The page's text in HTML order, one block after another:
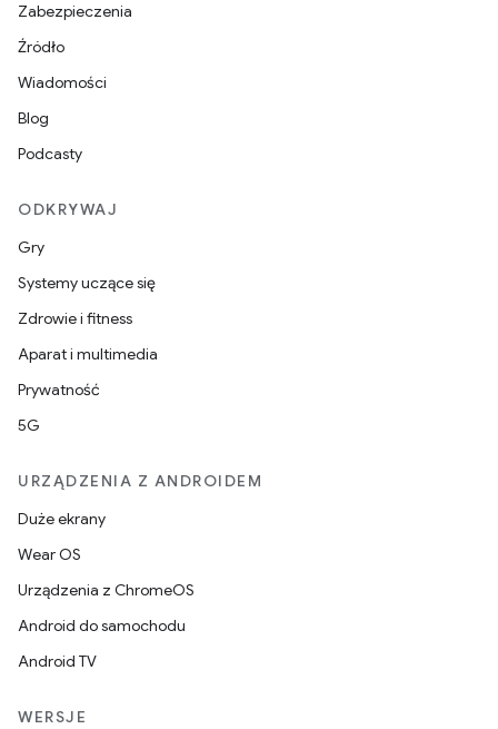
Zabezpieczenia
Źródło
Wiadomości
Blog
Podcasty
ODKRYWAJ
Gry
Systemy uczące się
Zdrowie i fitness
Aparat i multimedia
Prywatność
5G
URZĄDZENIA Z ANDROIDEM
Duże ekrany
Wear OS
Urządzenia z ChromeOS
Android do samochodu
Android TV
WERSJE